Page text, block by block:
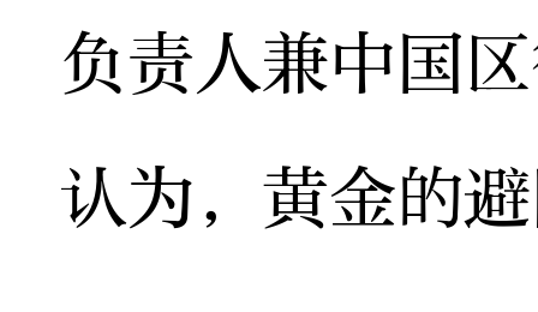
负责人兼中国
认为，黄金的